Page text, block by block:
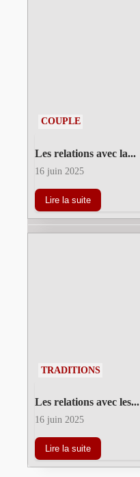
COUPLE
Les relations avec la...
16 juin 2025
Lire la suite
TRADITIONS
Les relations avec les...
16 juin 2025
Lire la suite